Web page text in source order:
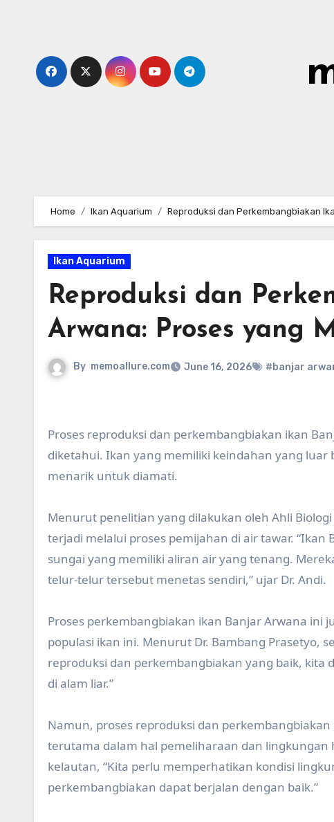
Home Ikan Aquarium Reproduksi dan Perkembangbiakan
Ikan Aquarium
Reproduksi dan
Arwana: Proses yang
By memoallure.com June 16, 2026 #banjar
Proses reproduksi dan perkembangbiakan ikan
diketahui. Ikan yang memiliki keindahan yang luar
menarik untuk diamati.
Menurut penelitian yang dilakukan oleh Ahli
terjadi melalui proses pemijahan di air tawar.
sungai yang memiliki aliran air yang tenang.
telur-telur tersebut menetas sendiri,” ujar Dr. Andi.
Proses perkembangbiakan ikan Banjar Arwana ini
populasi ikan ini. Menurut Dr. Bambang Prasetyo,
reproduksi dan perkembangbiakan yang baik,
di alam liar.”
Namun, proses reproduksi dan
terutama dalam hal pemeliharaan dan lingkungan
kelautan, “Kita perlu memperhatikan kondisi
perkembangbiakan dapat berjalan dengan baik.”